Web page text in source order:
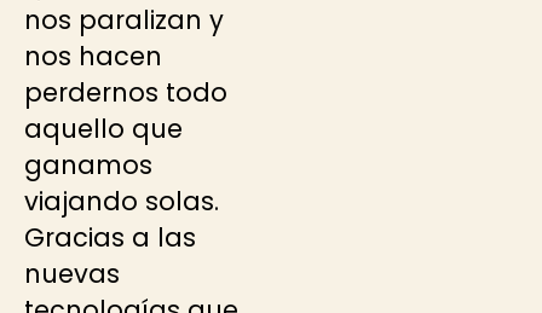
nos paralizan y
nos hacen
perdernos todo
aquello que
ganamos
viajando solas.
Gracias a las
nuevas